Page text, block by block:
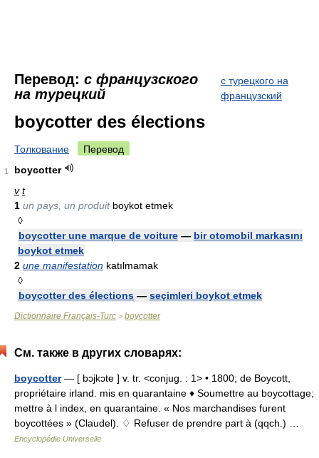
Перевод: с французского
на турецкий
с турецкого на
французский
boycotter des élections
Толкование Перевод
1
boycotter
v t
1 un pays, un produitboykot etmek
◊
boycotter une marque de voiture — bir otomobil markasını
boykot etmek
2 une manifestation katılmamak
◊
boycotter des élections — seçimleri boykot etmek
Dictionnaire Français-Turc > boycotter
См. также в других словарях:
boycotter— [ bɔjkɔte ] v. tr. <conjug. : 1> • 1800; de Boycott,
propriétaire irland. mis en quarantaine ♦ Soumettre au boycottage;
mettre à l index, en quarantaine. « Nos marchandises furent
boycottées » (Claudel). ♢ Refuser de prendre part à (qqch.) …
Encyclopédie Universelle